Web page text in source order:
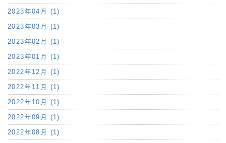
2023年04月 (1)
2023年03月 (1)
2023年02月 (1)
2023年01月 (1)
2022年12月 (1)
2022年11月 (1)
2022年10月 (1)
2022年09月 (1)
2022年08月 (1)